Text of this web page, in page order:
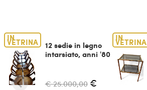
IN
VETRINA
12 sedie in legno
intarsiato, anni '80
€ 25.000,00 €
IN
VETRINA